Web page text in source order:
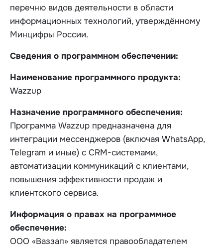
перечню видов деятельности в области
информационных технологий, утверждённому
Минцифры России.
Сведения о программном обеспечении:
Наименование программного продукта:
Wazzup
Назначение программного обеспечения:
Программа Wazzup предназначена для
интеграции мессенджеров (включая WhatsApp,
Telegram и иные) с CRM-системами,
автоматизации коммуникаций с клиентами,
повышения эффективности продаж и
клиентского сервиса.
Информация о правах на программное
обеспечение:
ООО «Ваззап» является правообладателем